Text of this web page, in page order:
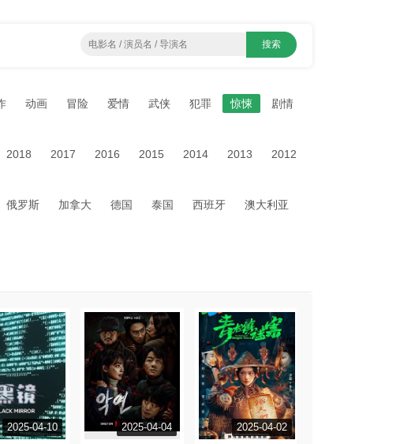
动画 冒险 爱情 武侠 犯罪 惊悚
剧情
2018 2017 2016 2015 2014 2013
2012
俄罗斯 加拿大 德国 泰国 西班牙
澳大利亚
2025-04-10 2025-04-04 2025-04-02